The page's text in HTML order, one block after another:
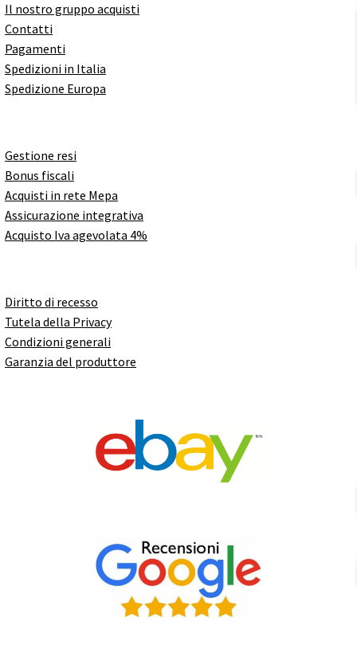
Il nostro gruppo acquisti
Contatti
Pagamenti
Spedizioni in Italia
Spedizione Europa
Gestione resi
Bonus fiscali
Acquisti in rete Mepa
Assicurazione integrativa
Acquisto Iva agevolata 4%
Diritto di recesso
Tutela della Privacy
Condizioni generali
Garanzia del produttore